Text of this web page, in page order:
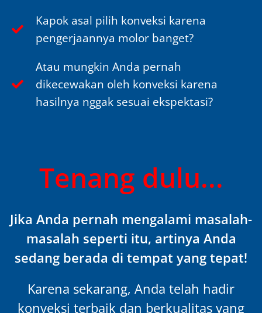
Kapok asal pilih konveksi karena
pengerjaannya molor banget?
Atau mungkin Anda pernah
dikecewakan oleh konveksi karena
hasilnya nggak sesuai ekspektasi?
Tenang dulu...
Jika Anda pernah mengalami masalah-
masalah seperti itu, artinya Anda
sedang berada di tempat yang tepat!
Karena sekarang, Anda telah hadir
konveksi terbaik dan berkualitas yang